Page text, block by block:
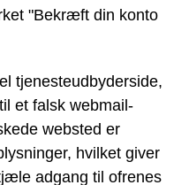
"Bekræft din konto
tjenesteudbyderside,
et falsk webmail-
websted er
hvilket giver
adgang til ofrenes